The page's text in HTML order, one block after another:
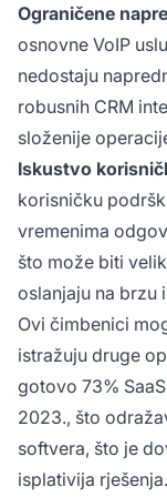
Ograničene
osnovne VoIP
nedostaju
robusnih CRM
složenije
Iskustvo
korisničku
vremenima
što može biti
oslanjaju na brzu
Ovi čimbenici
istražuju druge
gotovo 73%
2023., što
softvera, što je
isplativija